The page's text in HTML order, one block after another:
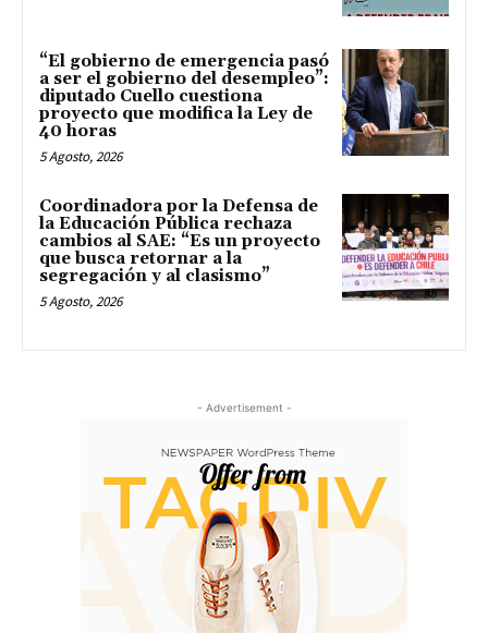
“El gobierno de emergencia pasó
a ser el gobierno del desempleo”:
diputado Cuello cuestiona
proyecto que modifica la Ley de
40 horas
5 Agosto, 2026
Coordinadora por la Defensa de
la Educación Pública rechaza
cambios al SAE: “Es un proyecto
que busca retornar a la
segregación y al clasismo”
5 Agosto, 2026
- Advertisement -